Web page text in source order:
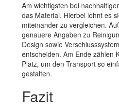
Am wichtigsten bei
das Material. Hierbei lohnt es
miteinander zu vergleichen.
genauere Angaben zu
Design sowie
entscheiden. Am Ende zählen
Platz, um den Transport so
gestalten.
Fazit